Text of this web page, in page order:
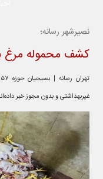
نصیرشهر رسانه؛
کشف محموله مرغ
غیربهداشتی و بدون مجوز خبر